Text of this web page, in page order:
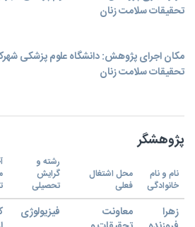
تحقیقات سلامت زنان
مکان اجرای پژوهش: دانشگاه علوم پزشکی
تحقیقات سلامت زنان
پژوهشگر
نام و نام
خانوادگی
محل اشتغال
فعلی
رشته و
گرایش
تحصیلی
زهرا
معاونت
فیزیولوژی